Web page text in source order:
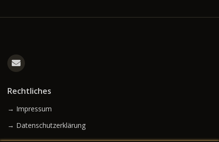
Rechtliches
→ Impressum
→ Datenschutzerklärung